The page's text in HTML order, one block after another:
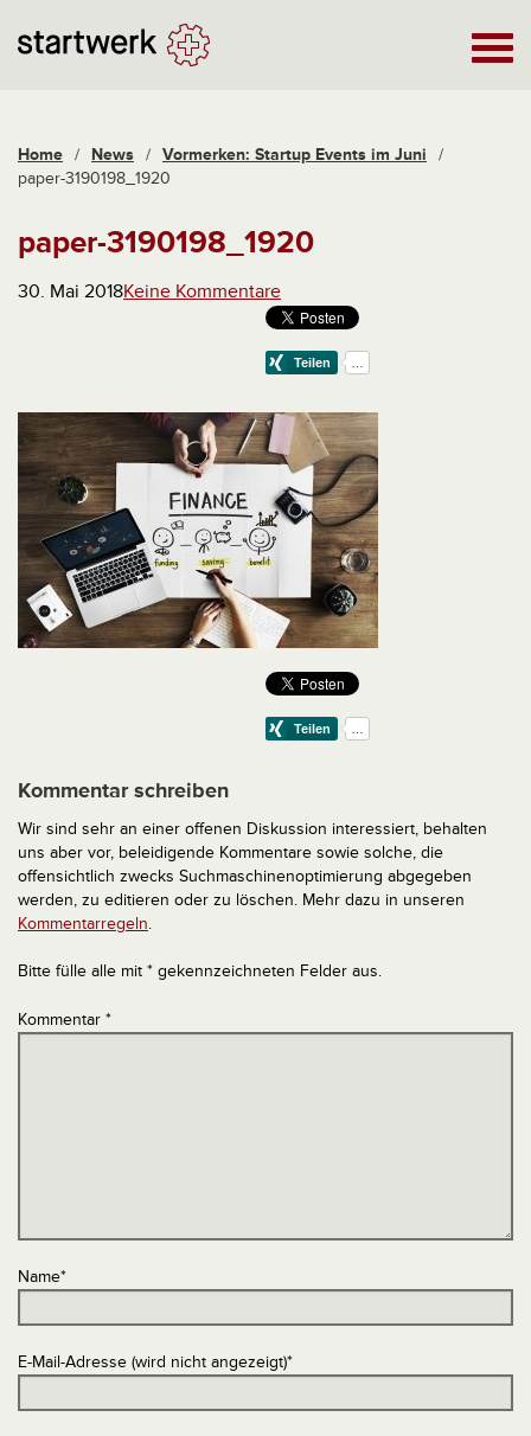
Home / News / Vormerken: Startup Events im Juni
/
paper-3190198_1920
paper-3190198_1920
30. Mai 2018Keine Kommentare
Kommentar schreiben
Wir sind sehr an einer offenen Diskussion interessiert, behalten
uns aber vor, beleidigende Kommentare sowie solche, die
offensichtlich zwecks Suchmaschinenoptimierung abgegeben
werden, zu editieren oder zu löschen. Mehr dazu in unseren
Kommentarregeln.
Bitte fülle alle mit * gekennzeichneten Felder aus.
Kommentar *
Name*
E-Mail-Adresse (wird nicht angezeigt)*